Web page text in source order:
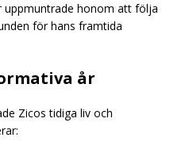
uppmuntrade honom att följa
för hans framtida
år
Zicos tidiga liv och